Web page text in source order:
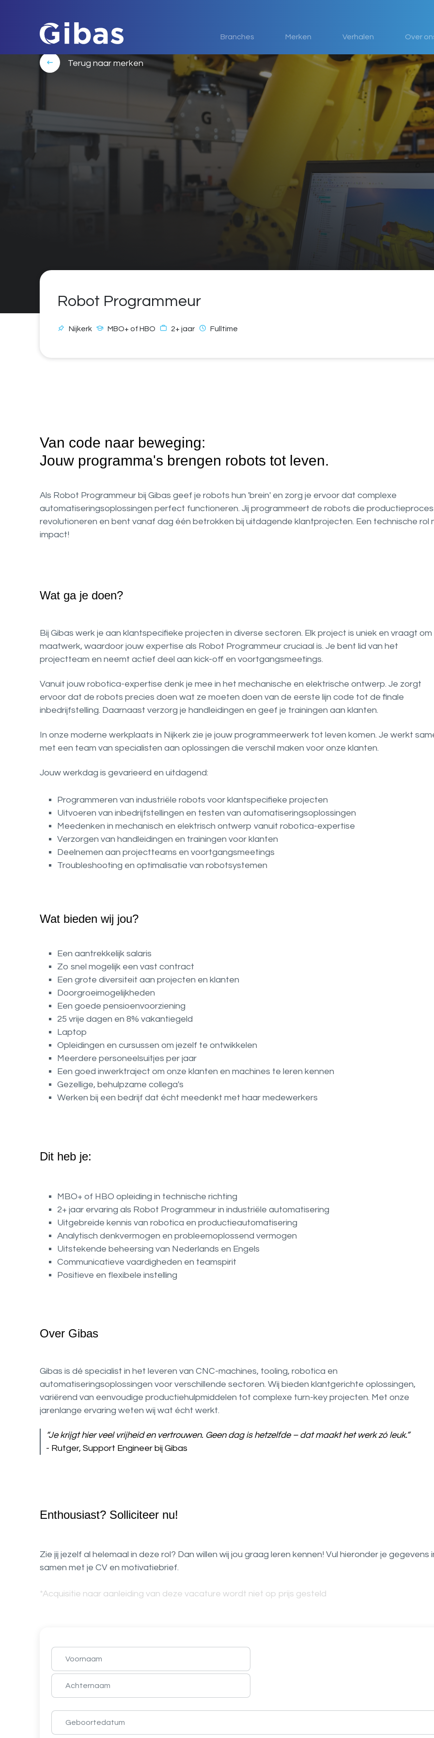
Branches Merken Verhalen Over
Terug naar merken
Robot Programmeur
Nijkerk MBO+ of HBO 2+ jaar Fulltime
Van code naar beweging:
Jouw programma's brengen robots tot leven.
Als Robot Programmeur bij Gibas geef je robots hun 'brein' en zorg je ervoor dat complexe
automatiseringsoplossingen perfect functioneren. Jij programmeert de robots die
revolutioneren en bent vanaf dag één betrokken bij uitdagende klantprojecten. Een technische rol
impact!
Wat ga je doen?
Bij Gibas werk je aan klantspecifieke projecten in diverse sectoren. Elk project is uniek en vraagt om
maatwerk, waardoor jouw expertise als Robot Programmeur cruciaal is. Je bent lid van het
projectteam en neemt actief deel aan kick-off en voortgangsmeetings.
Vanuit jouw robotica-expertise denk je mee in het mechanische en elektrische ontwerp. Je zorgt
ervoor dat de robots precies doen wat ze moeten doen van de eerste lijn code tot de finale
inbedrijfstelling. Daarnaast verzorg je handleidingen en geef je trainingen aan klanten.
In onze moderne werkplaats in Nijkerk zie je jouw programmeerwerk tot leven komen. Je werkt
met een team van specialisten aan oplossingen die verschil maken voor onze klanten.
Jouw werkdag is gevarieerd en uitdagend:
Programmeren van industriële robots voor klantspecifieke projecten
Uitvoeren van inbedrijfstellingen en testen van automatiseringsoplossingen
Meedenken in mechanisch en elektrisch ontwerp vanuit robotica-expertise
Verzorgen van handleidingen en trainingen voor klanten
Deelnemen aan projectteams en voortgangsmeetings
Troubleshooting en optimalisatie van robotsystemen
Wat bieden wij jou?
Een aantrekkelijk salaris
Zo snel mogelijk een vast contract
Een grote diversiteit aan projecten en klanten
Doorgroeimogelijkheden
Een goede pensioenvoorziening
25 vrije dagen en 8% vakantiegeld
Laptop
Opleidingen en cursussen om jezelf te ontwikkelen
Meerdere personeelsuitjes per jaar
Een goed inwerktraject om onze klanten en machines te leren kennen
Gezellige, behulpzame collega's
Werken bij een bedrijf dat écht meedenkt met haar medewerkers
Dit heb je:
MBO+ of HBO opleiding in technische richting
2+ jaar ervaring als Robot Programmeur in industriële automatisering
Uitgebreide kennis van robotica en productieautomatisering
Analytisch denkvermogen en probleemoplossend vermogen
Uitstekende beheersing van Nederlands en Engels
Communicatieve vaardigheden en teamspirit
Positieve en flexibele instelling
Over Gibas
Gibas is dé specialist in het leveren van CNC-machines, tooling, robotica en
automatiseringsoplossingen voor verschillende sectoren. Wij bieden klantgerichte oplossingen,
variërend van eenvoudige productiehulpmiddelen tot complexe turn-key projecten. Met onze
jarenlange ervaring weten wij wat écht werkt.
“Je krijgt hier veel vrijheid en vertrouwen. Geen dag is hetzelfde – dat maakt het werk zó leuk.”
- Rutger, Support Engineer bij Gibas
Enthousiast? Solliciteer nu!
Zie jij jezelf al helemaal in deze rol? Dan willen wij jou graag leren kennen! Vul hieronder je gegevens
samen met je CV en motivatiebrief.
*Acquisitie naar aanleiding van deze vacature wordt niet op prijs gesteld